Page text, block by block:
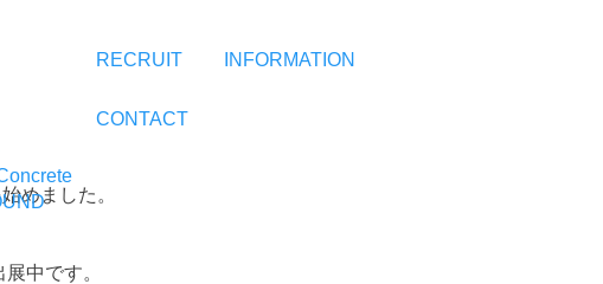
RECRUIT INFORMATION
CONTACT
めました。
中です。